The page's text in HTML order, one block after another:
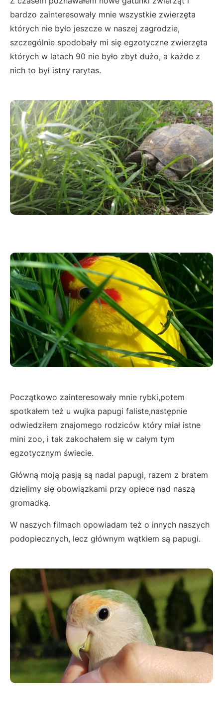
bardzo zainteresowały mnie wszystkie zwierzęta
których nie było jeszcze w naszej zagrodzie,
szczególnie spodobały mi się egzotyczne zwierzęta
których w latach 90 nie było zbyt dużo, a każde z
nich to był istny rarytas.
Początkowo zainteresowały mnie rybki,potem
spotkałem też u wujka papugi faliste,następnie
odwiedziłem znajomego rodziców który miał istne
mini zoo, i tak zakochałem się w całym tym
egzotycznym świecie.
Główną moją pasją są nadal papugi, razem z bratem
dzielimy się obowiązkami przy opiece nad naszą
gromadką.
W naszych filmach opowiadam też o innych naszych
podopiecznych, lecz głównym wątkiem są papugi.